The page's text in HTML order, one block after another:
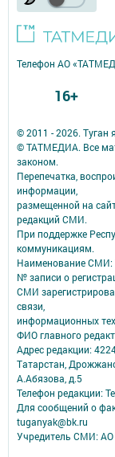
© 2011 - 2026.
© ТАТМЕДИА. Все
законом.
Перепечатка,
информации,
размещенной на
редакций СМИ.
При поддержке
коммуникациям.
Наименование СМИ:
№ записи о
СМИ
связи,
информационных
ФИО главного
Адрес редакции:
Татарстан,
А.Абязова, д.5
Телефон редакции:
Для сообщений о
tuganyak@bk.ru
Учредитель СМИ:
Телефон АО
16+